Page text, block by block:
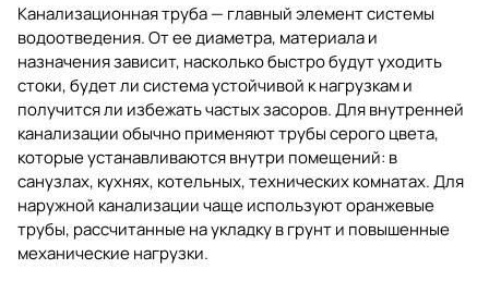
Канализационная труба — главный элемент системы
водоотведения. От ее диаметра, материала и
назначения зависит, насколько быстро будут уходить
стоки, будет ли система устойчивой к нагрузкам и
получится ли избежать частых засоров. Для внутренней
канализации обычно применяют трубы серого цвета,
которые устанавливаются внутри помещений: в
санузлах, кухнях, котельных, технических комнатах. Для
наружной канализации чаще используют оранжевые
трубы, рассчитанные на укладку в грунт и повышенные
механические нагрузки.